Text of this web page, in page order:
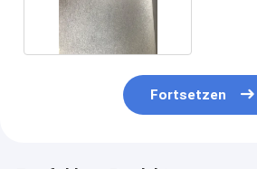
Fortsetzen